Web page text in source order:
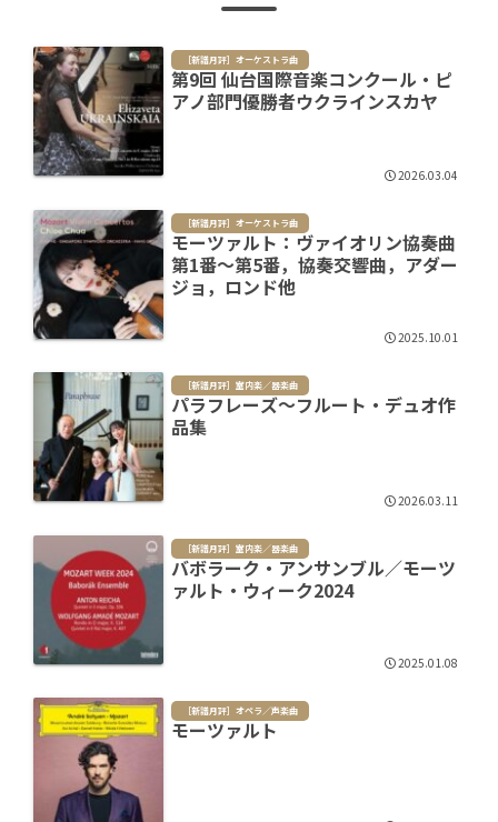
［新譜月評］オーケストラ曲
第9回 仙台国際音楽コンクール・ピ
アノ部門優勝者ウクラインスカヤ
2026.03.04
［新譜月評］オーケストラ曲
モーツァルト：ヴァイオリン協奏曲
第1番～第5番，協奏交響曲，アダー
ジョ，ロンド他
2025.10.01
［新譜月評］室内楽／器楽曲
パラフレーズ～フルート・デュオ作
品集
2026.03.11
［新譜月評］室内楽／器楽曲
バボラーク・アンサンブル／モーツ
ァルト・ウィーク2024
2025.01.08
［新譜月評］オペラ／声楽曲
モーツァルト